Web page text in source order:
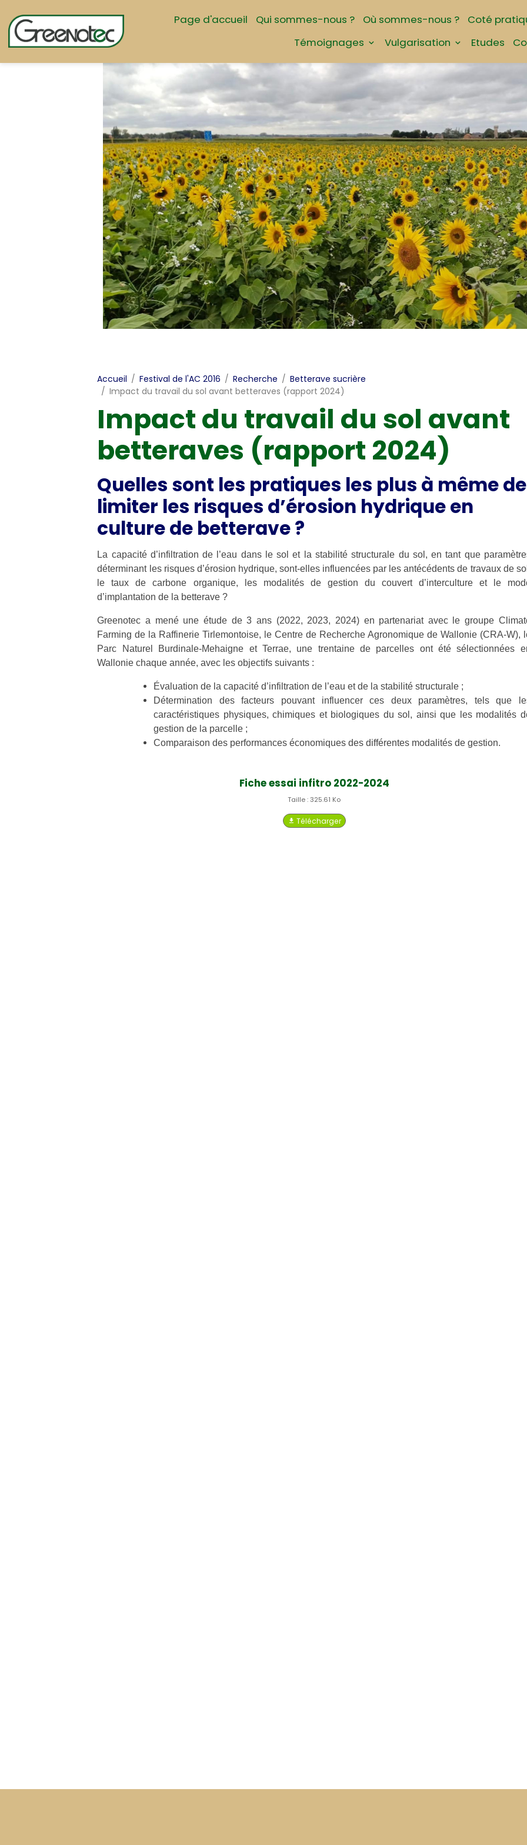
Page d'accueil Qui sommes-nous ? Où sommes-nous ? Coté
Témoignages
Vulgarisation Etudes
Accueil Festival de l'AC 2016 Recherche
Betterave sucrière
Impact du travail du sol avant betteraves (rapport 2024)
Impact du travail du sol avant
betteraves (rapport 2024)
Quelles sont les pratiques les plus à même de
limiter les risques d’érosion hydrique en
culture de betterave ?
La capacité d’infiltration de l’eau dans le sol et la stabilité structurale du sol, en tant que
déterminant les risques d’érosion hydrique, sont-elles influencées par les antécédents de travaux de
le taux de carbone organique, les modalités de gestion du couvert d’interculture et le
d’implantation de la betterave ?
Greenotec a mené une étude de 3 ans (2022, 2023, 2024) en partenariat avec le groupe
Farming de la Raffinerie Tirlemontoise, le Centre de Recherche Agronomique de Wallonie (CRA-W),
Parc Naturel Burdinale-Mehaigne et Terrae, une trentaine de parcelles ont été sélectionnées
Wallonie chaque année, avec les objectifs suivants :
Évaluation de la capacité d’infiltration de l’eau et de la stabilité structurale ;
Détermination des facteurs pouvant influencer ces deux paramètres, tels que
caractéristiques physiques, chimiques et biologiques du sol, ainsi que les modalités
gestion de la parcelle ;
Comparaison des performances économiques des différentes modalités de gestion.
Fiche essai infitro 2022-2024
Taille : 325.61 Ko
Télécharger